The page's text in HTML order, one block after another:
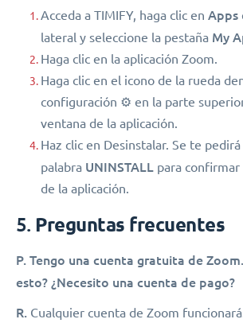
Acceda a TIMIFY, haga clic en Apps
lateral y seleccione la pestaña My
Haga clic en la aplicación Zoom.
Haga clic en el icono de la rueda
configuración ⚙︎ en la parte
ventana de la aplicación.
Haz clic en Desinstalar. Se te
palabra UNINSTALL para confirmar
de la aplicación.
5. Preguntas frecuentes
P. Tengo una cuenta gratuita de
esto? ¿Necesito una cuenta de pago?
R. Cualquier cuenta de Zoom